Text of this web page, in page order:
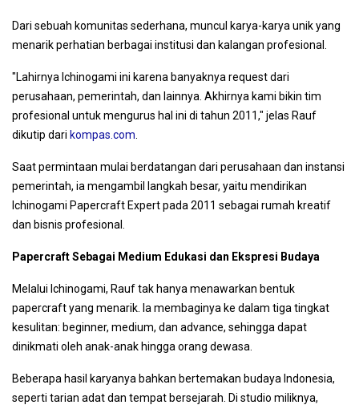
Dari sebuah komunitas sederhana, muncul karya-karya unik yang
menarik perhatian berbagai institusi dan kalangan profesional.
"Lahirnya Ichinogami ini karena banyaknya request dari
perusahaan, pemerintah, dan lainnya. Akhirnya kami bikin tim
profesional untuk mengurus hal ini di tahun 2011," jelas Rauf
dikutip dari kompas.com
Saat permintaan mulai berdatangan dari perusahaan dan instansi
pemerintah, ia mengambil langkah besar, yaitu mendirikan
Ichinogami Papercraft Expert pada 2011 sebagai rumah kreatif
dan bisnis profesional.
Papercraft Sebagai Medium Edukasi dan Ekspresi Budaya
Melalui Ichinogami, Rauf tak hanya menawarkan bentuk
papercraft yang menarik. Ia membaginya ke dalam tiga tingkat
kesulitan: beginner, medium, dan advance, sehingga dapat
dinikmati oleh anak-anak hingga orang dewasa.
Beberapa hasil karyanya bahkan bertemakan budaya Indonesia,
seperti tarian adat dan tempat bersejarah. Di studio miliknya,